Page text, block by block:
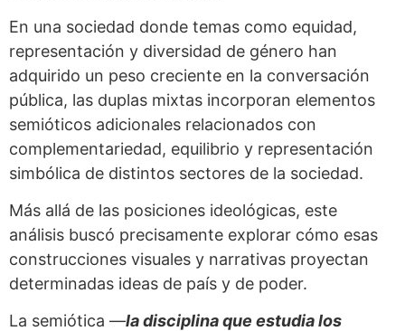
En una sociedad donde temas como equidad,
representación y diversidad de género han
adquirido un peso creciente en la conversación
pública, las duplas mixtas incorporan elementos
semióticos adicionales relacionados con
complementariedad, equilibrio y representación
simbólica de distintos sectores de la sociedad.
Más allá de las posiciones ideológicas, este
análisis buscó precisamente explorar cómo esas
construcciones visuales y narrativas proyectan
determinadas ideas de país y de poder.
La semiótica —la disciplina que estudia los